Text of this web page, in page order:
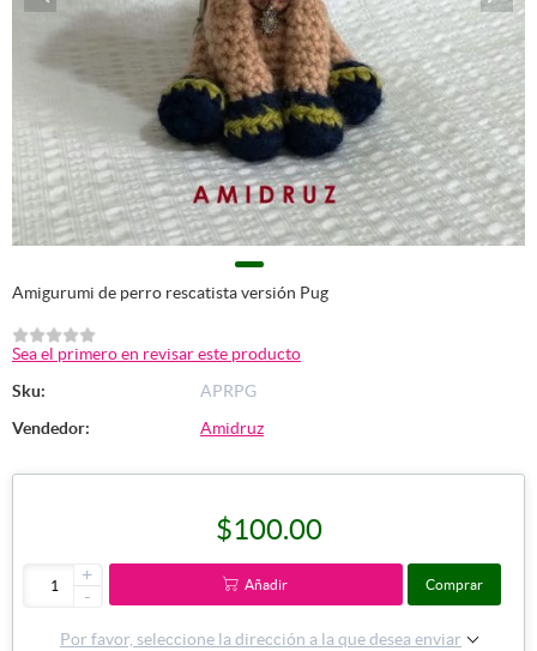
Amigurumi de perro rescatista versión Pug
Sea el primero en revisar este producto
Sku:
APRPG
Vendedor:
Amidruz
$100.00
+
-
Añadir Comprar
Por favor, seleccione la dirección a la que desea enviar